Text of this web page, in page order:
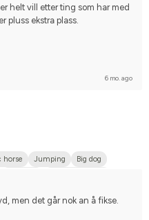
helt vill etter ting som har med
pluss ekstra plass.
6 mo. ago
horse Jumping
Big dog
men det går nok an å fikse.